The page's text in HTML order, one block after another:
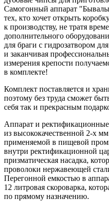
Самогонный аппарат
тех, кто хочет открыть
к производству, не тратя
дополнительного
для браги с гидрозатвором
и заканчивая
измерения крепости
в комплекте!
Комплект поставляется и
поэтому без труда сможет
себя так и прекрасным
Аппарат и
из высококачественной 2-х
применяемой в пищевой
внутри ректификационной
призматическая насадка,
проволоки нержавеющей
Перегонной емкостью в
12 литровая скороварка,
по прямому назначению.